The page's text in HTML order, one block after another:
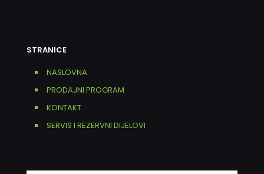
STRANICE
NASLOVNA
PRODAJNI PROGRAM
KONTAKT
SERVIS I REZERVNI DIJELOVI